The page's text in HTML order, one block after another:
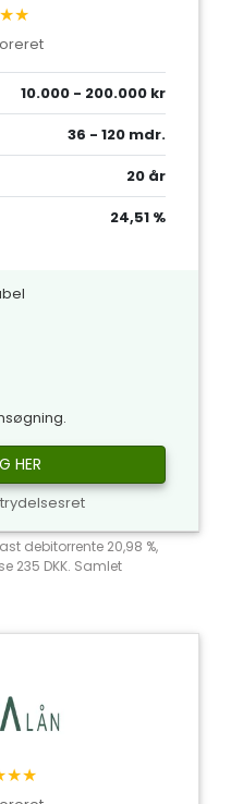
10.000 - 200.000 kr
36 - 120 mdr.
20 år
24,51 %
HER
debitorrente 20,98 %,
235 DKK. Samlet